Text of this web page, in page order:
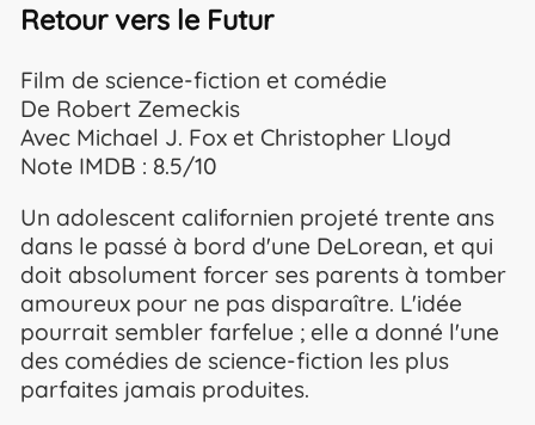
Retour vers le Futur
Film de science-fiction et comédie
De Robert Zemeckis
Avec Michael J. Fox et Christopher Lloyd
Note IMDB : 8.5/10
Un adolescent californien projeté trente ans
dans le passé à bord d'une DeLorean, et qui
doit absolument forcer ses parents à tomber
amoureux pour ne pas disparaître. L'idée
pourrait sembler farfelue ; elle a donné l'une
des comédies de science-fiction les plus
parfaites jamais produites.